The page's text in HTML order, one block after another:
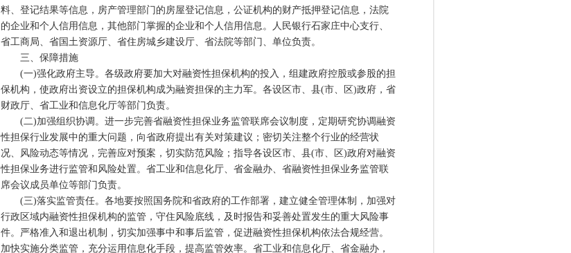
料、登记结果等信息，房产管理部门的房屋登记信息，公证机构的财产抵押登记信息，法院
的企业和个人信用信息，其他部门掌握的企业和个人信用信息。人民银行石家庄中心支行、
省工商局、省国土资源厅、省住房城乡建设厅、省法院等部门、单位负责。
三、保障措施
(一)强化政府主导。各级政府要加大对融资性担保机构的投入，组建政府控股或参股的担
保机构，使政府出资设立的担保机构成为融资担保的主力军。各设区市、县(市、区)政府，省
财政厅、省工业和信息化厅等部门负责。
(二)加强组织协调。进一步完善省融资性担保业务监管联席会议制度，定期研究协调融资
性担保行业发展中的重大问题，向省政府提出有关对策建议；密切关注整个行业的经营状
况、风险动态等情况，完善应对预案，切实防范风险；指导各设区市、县(市、区)政府对融资
性担保业务进行监管和风险处置。省工业和信息化厅、省金融办、省融资性担保业务监管联
席会议成员单位等部门负责。
(三)落实监管责任。各地要按照国务院和省政府的工作部署，建立健全管理体制，加强对
行政区域内融资性担保机构的监管，守住风险底线，及时报告和妥善处置发生的重大风险事
件。严格准入和退出机制，切实加强事中和事后监管，促进融资性担保机构依法合规经营。
加快实施分类监管，充分运用信息化手段，提高监管效率。省工业和信息化厅、省金融办，